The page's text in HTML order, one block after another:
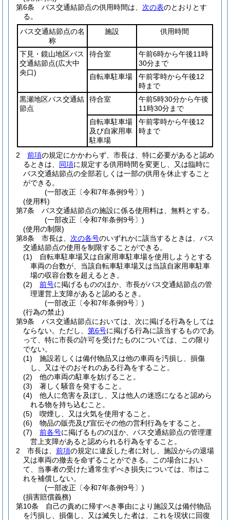
第6条
バス交通結節点の供用時間は、 次の表のとおりとす
る。
バス交通結節点の名
称
施設 供用時間
下見・鏡山地区バス
交通結節点(広大中
央口)
待合室
午前6時から午後11時
30分まで
自転車駐車場
午前零時から午後12
時まで
黒瀬地区バス交通結
節点
待合室
午前5時30分から午後
11時30分まで
自転車駐車場
及び自家用車
駐車場
午前零時から午後12
時まで
2 前項の規定にかかわらず、市長は、特に必要があると認め
るときは、 同項に規定する供用時間を変更し、又は臨時に
バス交通結節点の全部若しくは一部の供用を休止すること
ができる。
(一部改正〔令和7年条例9号〕)
(使用料)
第7条
バス交通結節点の施設に係る使用料は、無料とする。
(一部改正〔令和7年条例9号〕)
(使用の制限)
第8条
市長は、 次の各号のいずれかに該当するときは、バス
交通結節点の使用を制限することができる。
(1)
自転車駐車場又は自家用車駐車場を使用しようとする
車両の台数が、当該自転車駐車場又は当該自家用車駐車
場の収容台数を超えるとき。
(2)
前号に掲げるもののほか、市長がバス交通結節点の管
理運営上支障があると認めるとき。
(一部改正〔令和7年条例9号〕)
(行為の禁止)
第9条
バス交通結節点においては、次に掲げる行為をしては
ならない。 ただし、 第6号に掲げる行為に該当するものであ
って、特に市長の許可を受けたものについては、この限り
でない。
(1)
施設若しくは備付物品又は他の車両を汚損し、損傷
し、又はそのおそれのある行為をすること。
(2)
他の車両の駐車を妨げること。
(3)
著しく騒音を発すること。
(4)
他人に危害を及ぼし、又は他人の迷惑になると認めら
れる物を持ち込むこと。
(5)
喫煙し、又は火気を使用すること。
(6)
物品の販売及び宣伝その他の営利行為をすること。
(7)
前各号に掲げるもののほか、バス交通結節点の管理運
営上支障があると認められる行為をすること。
2
市長は、 前項の規定に違反した者に対し、施設からの退場
又は車両の撤去を命ずることができる。
この場合におい
て、当事者の受けた通常生ずべき損失については、市はこ
れを補償しない。
(一部改正〔令和7年条例9号〕)
(損害賠償義務)
第10条
自己の責めに帰すべき事由により施設又は備付物品
を汚損し、損傷し、又は滅失した者は、これを現状に回復